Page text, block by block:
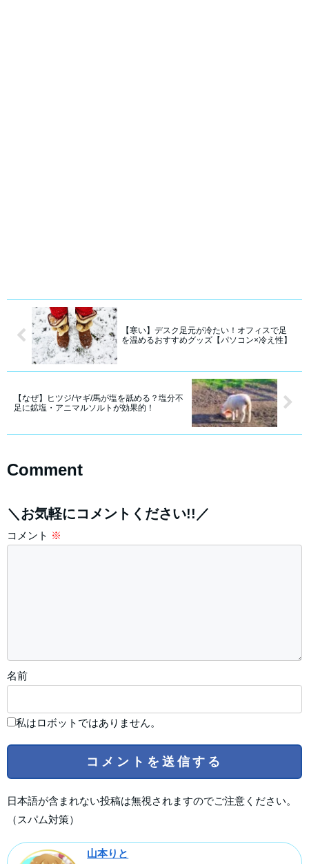
【寒い】デスク足元が冷たい！オフィスで足
を温めるおすすめグッズ【パソコン×冷え性】
【なぜ】ヒツジ/ヤギ/馬が塩を舐める？塩分不
足に鉱塩・アニマルソルトが効果的！
Comment
＼お気軽にコメントください!!／
コメント ※
名前
私はロボットではありません。
日本語が含まれない投稿は無視されますのでご注意ください。
（スパム対策）
山本りと